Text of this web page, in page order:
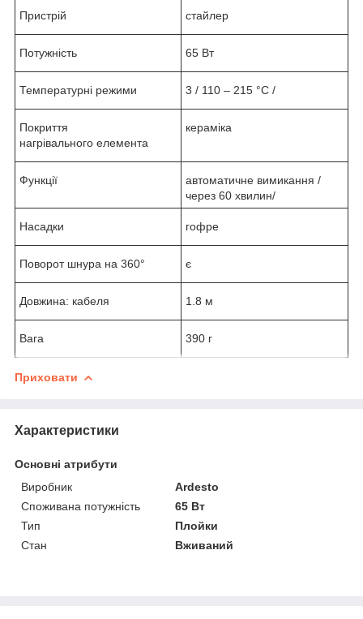
Пристрій стайлер
Потужність 65 Вт
Температурні режими 3 / 110 – 215 °С /
Покриття
нагрівального елемента
кераміка
Функції
автоматичне вимикання /
через 60 хвилин/
Насадки гофре
Поворот шнура на 360° є
Довжина: кабеля 1.8 м
Вага 390 г
Приховати
Характеристики
Основні атрибути
Виробник
Ardesto
Споживана потужність
65 Вт
Тип
Плойки
Стан
Вживаний